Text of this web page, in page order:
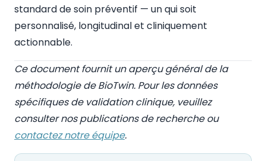
standard de soin préventif — un qui soit
personnalisé, longitudinal et cliniquement
actionnable.
Ce document fournit un aperçu général de la
méthodologie de BioTwin. Pour les données
spécifiques de validation clinique, veuillez
consulter nos publications de recherche ou
contactez notre équipe.